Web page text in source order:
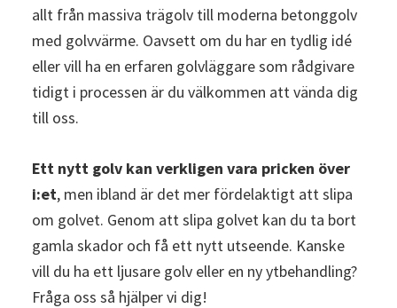
allt från massiva trägolv till moderna betonggolv
med golvvärme. Oavsett om du har en tydlig idé
eller vill ha en erfaren golvläggare som rådgivare
tidigt i processen är du välkommen att vända dig
till oss.
Ett nytt golv kan verkligen vara pricken över
i:et, men ibland är det mer fördelaktigt att slipa
om golvet. Genom att slipa golvet kan du ta bort
gamla skador och få ett nytt utseende. Kanske
vill du ha ett ljusare golv eller en ny ytbehandling?
Fråga oss så hjälper vi dig!